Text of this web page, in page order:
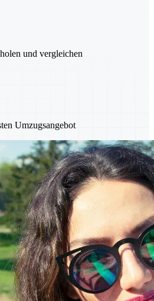
und vergleichen
Umzugsangebot